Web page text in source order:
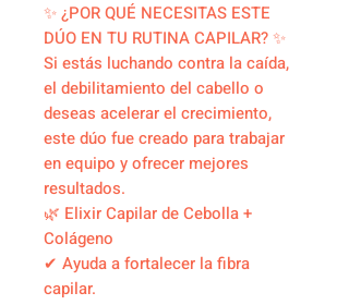
✨ ¿POR QUÉ NECESITAS ESTE
DÚO EN TU RUTINA CAPILAR? ✨
Si estás luchando contra la caída,
el debilitamiento del cabello o
deseas acelerar el crecimiento,
este dúo fue creado para trabajar
en equipo y ofrecer mejores
resultados.
🌿 Elixir Capilar de Cebolla +
Colágeno
✔ Ayuda a fortalecer la fibra
capilar.